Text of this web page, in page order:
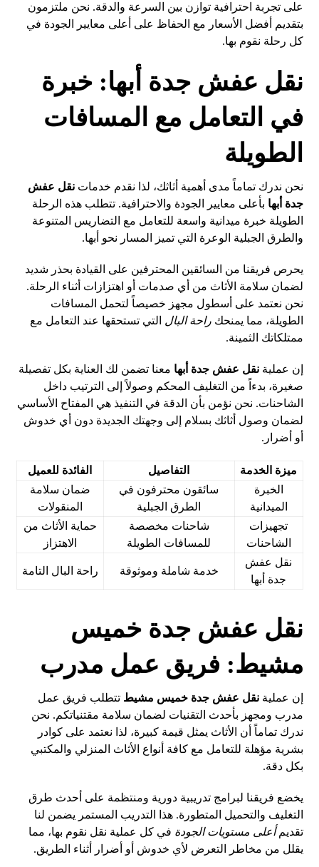
على تجربة احترافية توازن بين السرعة والدقة. نحن ملتزمون
بتقديم أفضل الأسعار مع الحفاظ على أعلى معايير الجودة في
كل رحلة نقوم بها.
نقل عفش جدة أبها: خبرة
في التعامل مع المسافات
الطويلة
نحن ندرك تماماً مدى أهمية أثاثك، لذا نقدم خدماتنقل عفش
جدة أبها بأعلى معايير الجودة والاحترافية. تتطلب هذه الرحلة
الطويلة خبرة ميدانية واسعة للتعامل مع التضاريس المتنوعة
والطرق الجبلية الوعرة التي تميز المسار نحو أبها.
يحرص فريقنا من السائقين المحترفين على القيادة بحذر شديد
لضمان سلامة الأثاث من أي صدمات أو اهتزازات أثناء الرحلة.
نحن نعتمد على أسطول مجهز خصيصاً لتحمل المسافات
الطويلة، مما يمنحكراحة البال التي تستحقها عند التعامل مع
ممتلكاتك الثمينة.
إن عمليةنقل عفش جدة أبها معنا تضمن لك العناية بكل تفصيلة
صغيرة، بدءاً من التغليف المحكم وصولاً إلى الترتيب داخل
الشاحنات. نحن نؤمن بأن الدقة في التنفيذ هي المفتاح الأساسي
لضمان وصول أثاثك بسلام إلى وجهتك الجديدة دون أي خدوش
أو أضرار.
ميزة الخدمة التفاصيل
الفائدة للعميل
الخبرة
الميدانية
سائقون محترفون في
الطرق الجبلية
ضمان سلامة
المنقولات
تجهيزات
الشاحنات
شاحنات مخصصة
للمسافات الطويلة
حماية الأثاث من
الاهتزاز
نقل عفش
جدة أبها
خدمة شاملة وموثوقة راحة البال التامة
نقل عفش جدة خميس
مشيط: فريق عمل مدرب
إن عمليةنقل عفش جدة خميس مشيط تتطلب فريق عمل
مدرب ومجهز بأحدث التقنيات لضمان سلامة مقتنياتكم. نحن
ندرك تماماً أن الأثاث يمثل قيمة كبيرة، لذا نعتمد على كوادر
بشرية مؤهلة للتعامل مع كافة أنواع الأثاث المنزلي والمكتبي
بكل دقة.
يخضع فريقنا لبرامج تدريبية دورية ومنتظمة على أحدث طرق
التغليف والتحميل المتطورة. هذا التدريب المستمر يضمن لنا
تقديمأعلى مستويات الجودة في كل عملية نقل نقوم بها، مما
يقلل من مخاطر التعرض لأي خدوش أو أضرار أثناء الطريق.